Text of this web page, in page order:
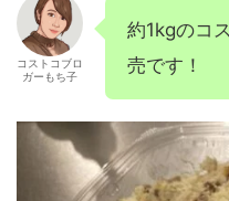
コストコブロ
ガーもち子
約1kgのコ
売です！